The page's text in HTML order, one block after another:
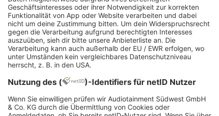
auf. Diese Entwicklung spiegelt einen
gesellschaftlichen Wandel wider, der weg von der
ständigen Produktivität geht. Selbst große Marken
reagieren auf diese Entwicklung. So entwickeln
zum Beispiel Streamingdienste Mindfulness
Channels, Fitnessstudios setzen auf Chill Flow
Sessions und Modekampagnen arbeiten mit
Sounddesignern zusammen, um Gefühle von Ruhe